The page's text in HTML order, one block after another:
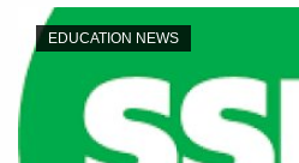
EDUCATION NEWS